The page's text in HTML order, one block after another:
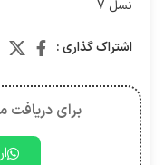
نسل 7
اشتراک گذاری :
برای دریافت